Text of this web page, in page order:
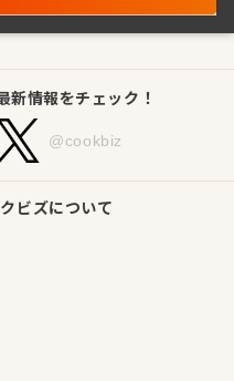
新情報をチェック！
@cookbiz
ビズについて